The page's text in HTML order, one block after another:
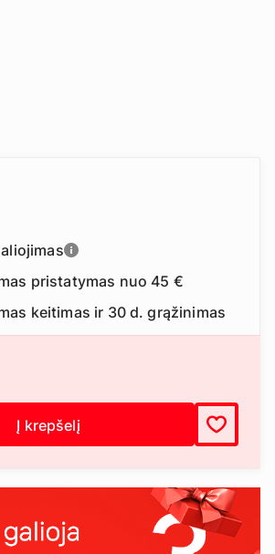
pristatymas nuo 45 €
keitimas ir 30 d. grąžinimas
Į krepšelį